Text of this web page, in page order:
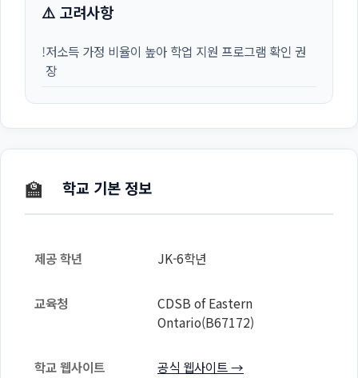
⚠️ 고려사항
!저소득 가정 비율이 높아 학업 지원 프로그램 확인 권
장
🏫 학교 기본 정보
제공 학년 JK-6학년
교육청
CDSB of Eastern
Ontario(B67172)
학교 웹사이트 공식 웹사이트 →